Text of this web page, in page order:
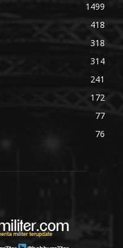
1499
418
318
314
241
172
77
76